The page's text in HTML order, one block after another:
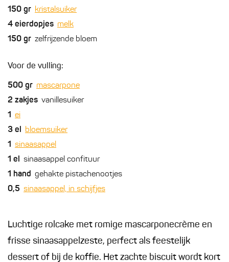
150 gr kristalsuiker
4 eierdopjes melk
150 gr zelfrijzende bloem
Voor de vulling:
500 gr mascarpone
2 zakjes vanillesuiker
1 ei
3 el bloemsuiker
1 sinaasappel
1 el sinaasappel confituur
1 hand gehakte pistachenootjes
0,5 sinaasappel, in schijfjes
Luchtige rolcake met romige mascarponecrème en
frisse sinaasappelzeste, perfect als feestelijk
dessert of bij de koffie. Het zachte biscuit wordt kort